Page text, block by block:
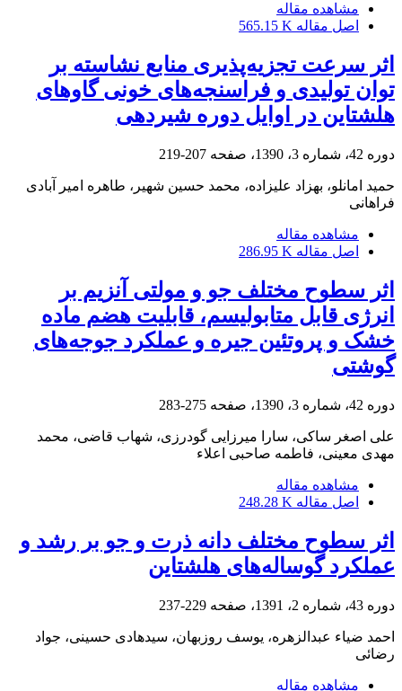
مشاهده مقاله
اصل مقاله 565.15 K
اثر سرعت تجزیه‌پذیری منابع نشاسته بر
توان تولیدی و فراسنجه‌های خونی گاو‌های
هلشتاین در اوایل دوره شیردهی
دوره 42، شماره 3، 1390، صفحه 207-219
حمید امانلو، بهزاد علیزاده، محمد حسین شهیر، طاهره امیر آبادی
فراهانی
مشاهده مقاله
اصل مقاله 286.95 K
اثر سطوح مختلف جو و مولتی آنزیم بر
انرژی قابل متابولیسم، قابلیت هضم ماده
خشک و پروتئین جیره و عملکرد جوجه‌های
گوشتی
دوره 42، شماره 3، 1390، صفحه 275-283
علی اصغر ساکی، سارا میرزایی گودرزی، شهاب قاضی، محمد
مهدی معینی، فاطمه صاحبی اعلاء
مشاهده مقاله
اصل مقاله 248.28 K
اثر سطوح مختلف دانه ذرت و جو بر رشد و
عملکرد گوساله‌های هلشتاین
دوره 43، شماره 2، 1391، صفحه 229-237
احمد ضیاء عبدالزهره، یوسف روزبهان، سیدهادی حسینی، جواد
رضائی
مشاهده مقاله